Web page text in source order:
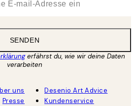
SENDEN
erfährst du, wie wir deine Daten
verarbeiten
uns
Presse
Desenio Art Advice
Kundenservice